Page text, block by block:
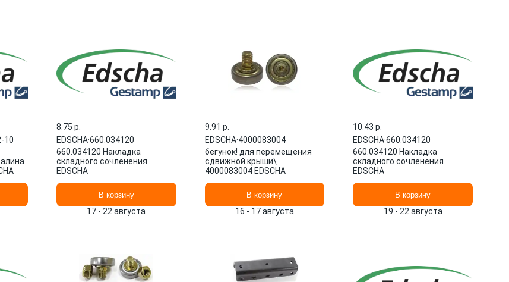
10
8.75 p.
EDSCHA·660.034120
660.034120 Накладка
складного сочленения
EDSCHA
В корзину
17 - 22 августа
9.91 p.
EDSCHA·4000083004
бегунок! для перемещения
сдвижной крыши\
4000083004 EDSCHA
В корзину
16 - 17 августа
10.43 p.
EDSCHA·660.034120
660.034120 Накладка
складного сочленения
EDSCHA
В корзину
19 - 22 августа